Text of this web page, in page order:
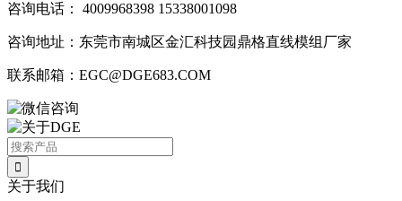
咨询电话： 4009968398 15338001098
咨询地址：东莞市南城区金汇科技园鼎格直线模组厂家
联系邮箱：EGC@DGE683.COM
关于我们